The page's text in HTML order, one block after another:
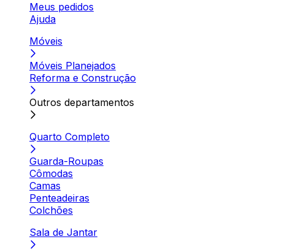
Meus pedidos
Ajuda
Móveis
Móveis Planejados
Reforma e Construção
Outros departamentos
Quarto Completo
Guarda-Roupas
Cômodas
Camas
Penteadeiras
Colchões
Sala de Jantar